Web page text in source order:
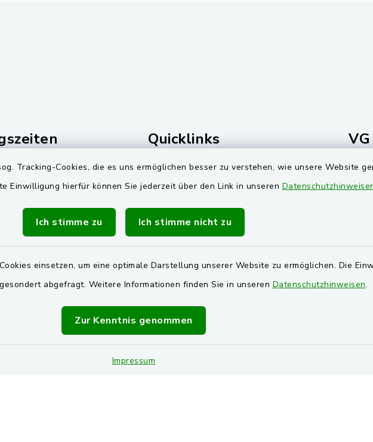
Tracking-Cookies, die es uns ermöglichen besser zu verstehen, wie unsere Website
Einwilligung hierfür können Sie jederzeit über den Link in unseren
Ich stimme zu Ich stimme nicht zu
einsetzen, um eine optimale Darstellung unserer Website zu ermöglichen. Die
abgefragt. Weitere Informationen finden Sie in unseren Datenschutzhinweisen.
Zur Kenntnis genommen
Impressum
Uhr
zusätzlich:
Uhr
Uhr
Sie einen
Quicklinks
Zweckverband Wasserversorgung
Pretzabrucker Gruppe
BayernPortal
Landkreis Schwandorf
Oberpfälzer Wald